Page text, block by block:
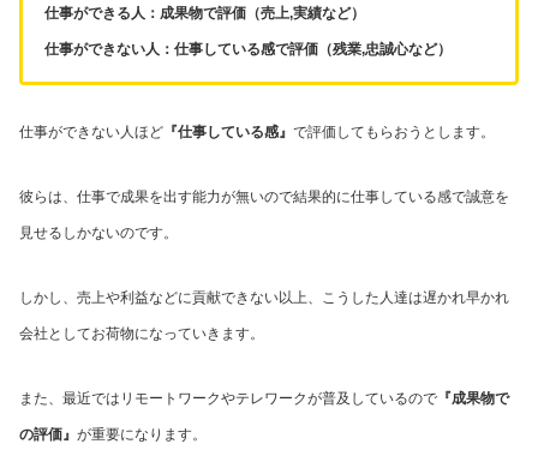
仕事ができる人：成果物で評価（売上,実績など）
仕事ができない人：仕事している感で評価（残業,忠誠心など）
仕事ができない人ほど 『仕事している感』 で評価してもらおうとします。
彼らは、仕事で成果を出す能力が無いので結果的に仕事している感で誠意を
見せるしかないのです。
しかし、売上や利益などに貢献できない以上、こうした人達は遅かれ早かれ
会社としてお荷物になっていきます。
また、最近ではリモートワークやテレワークが普及しているので 『成果物で
の評価』 が重要になります。